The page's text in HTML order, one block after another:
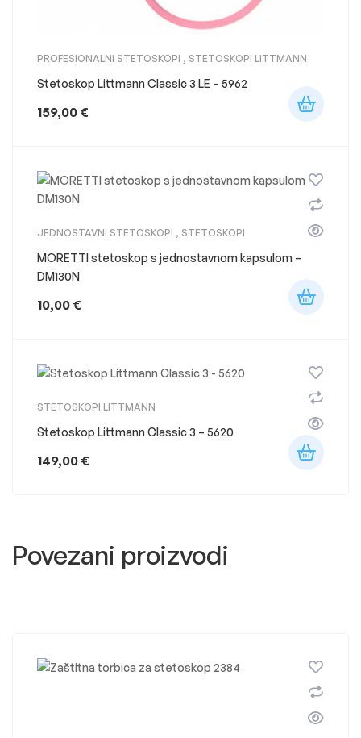
PROFESIONALNI STETOSKOPI , STETOSKOPI LITTMANN
Stetoskop Littmann Classic 3 LE – 5962
159,00 €
JEDNOSTAVNI STETOSKOPI , STETOSKOPI
MORETTI stetoskop s jednostavnom kapsulom –
DM130N
10,00 €
STETOSKOPI LITTMANN
Stetoskop Littmann Classic 3 – 5620
149,00 €